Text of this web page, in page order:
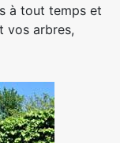
à tout temps et
vos arbres,